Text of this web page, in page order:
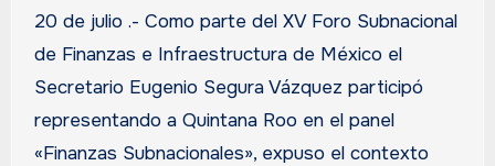
20 de julio .- Como parte del XV Foro Subnacional
de Finanzas e Infraestructura de México el
Secretario Eugenio Segura Vázquez participó
representando a Quintana Roo en el panel
«Finanzas Subnacionales», expuso el contexto